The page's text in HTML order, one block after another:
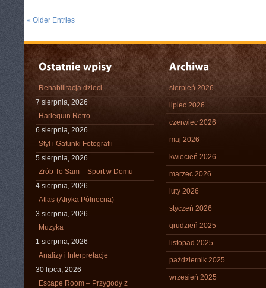
« Older Entries
Rehabilitacja dzieci
7 sierpnia, 2026
Harlequin Retro
6 sierpnia, 2026
Styl i Gatunki Fotografii
5 sierpnia, 2026
Zrób To Sam – Sport w Domu
4 sierpnia, 2026
Atlas (Afryka Północna)
3 sierpnia, 2026
Muzyka
1 sierpnia, 2026
Analizy i Interpretacje
30 lipca, 2026
Escape Room – Przygody z
sierpień 2026
lipiec 2026
czerwiec 2026
maj 2026
kwiecień 2026
marzec 2026
luty 2026
styczeń 2026
grudzień 2025
listopad 2025
październik 2025
wrzesień 2025